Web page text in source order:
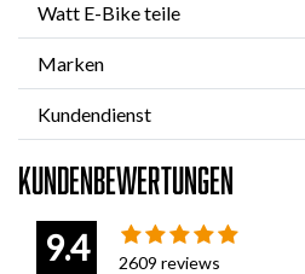
Watt E-Bike teile
Marken
Kundendienst
Kundenbewertungen
9.4
2609 reviews